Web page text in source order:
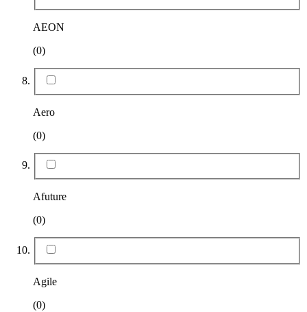
AEON
(0)
Aero
(0)
Afuture
(0)
Agile
(0)